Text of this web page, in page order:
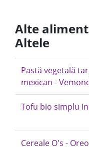
Alte
Altele
Pastă vegetală
mexican -
Tofu bio simplu
Cereale O's - Oreo